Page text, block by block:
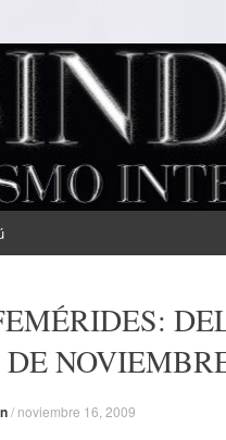
SINDICAL
Inteligente
DE
/ noviembre 16, 2009